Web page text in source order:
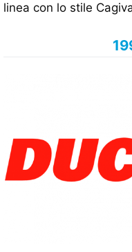
linea con lo stile